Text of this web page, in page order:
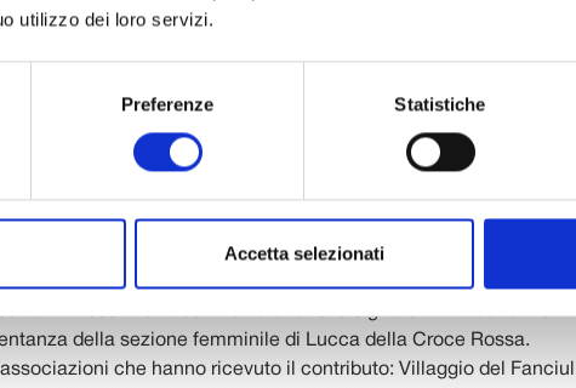
utilizzo dei loro servizi.
Preferenze Statistiche
Accetta selezionati
una breve cerimonia svoltasi nella sede della Fondazione
presidente Arturo Lattanzi, insieme al vice presidente
Tori, ha consegnato ai rappresentanti di dieci associazioni
operano nel settore del volontariato, filantropia e beneficenza
ciascuna, per un totale, dunque, di 50 mila euro, in memoria
della sezione femminile di Lucca della Croce Rossa.
che hanno ricevuto il contributo: Villaggio del